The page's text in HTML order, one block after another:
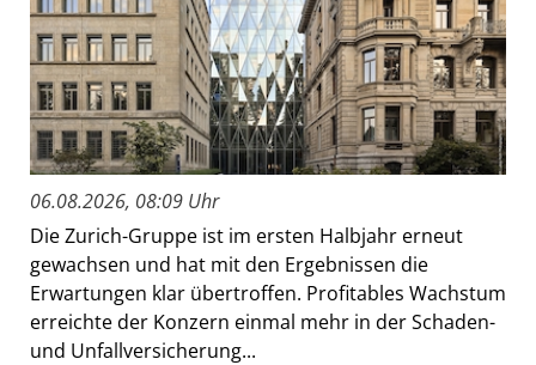
06.08.2026, 08:09 Uhr
Die Zurich-Gruppe ist im ersten Halbjahr erneut
gewachsen und hat mit den Ergebnissen die
Erwartungen klar übertroffen. Profitables Wachstum
erreichte der Konzern einmal mehr in der Schaden-
und Unfallversicherung...